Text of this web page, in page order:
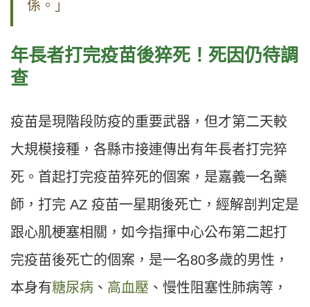
係。」
年長者打完疫苗後猝死！死因仍待調
查
疫苗是現階段防疫的重要武器，但才第二天較
大規模接種，各縣市接連傳出有年長者打完猝
死。首起打完疫苗猝死的個案，是嘉義一名藥
師，打完 AZ 疫苗一星期後死亡，經解剖判定是
跟心肌梗塞相關，如今指揮中心公布第二起打
完疫苗後死亡的個案，是一名80多歲的男性，
本身有糖尿病 、 高血壓 、慢性阻塞性肺病等，